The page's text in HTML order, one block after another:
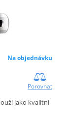
Na objednávku
Porovnat
jako kvalitní